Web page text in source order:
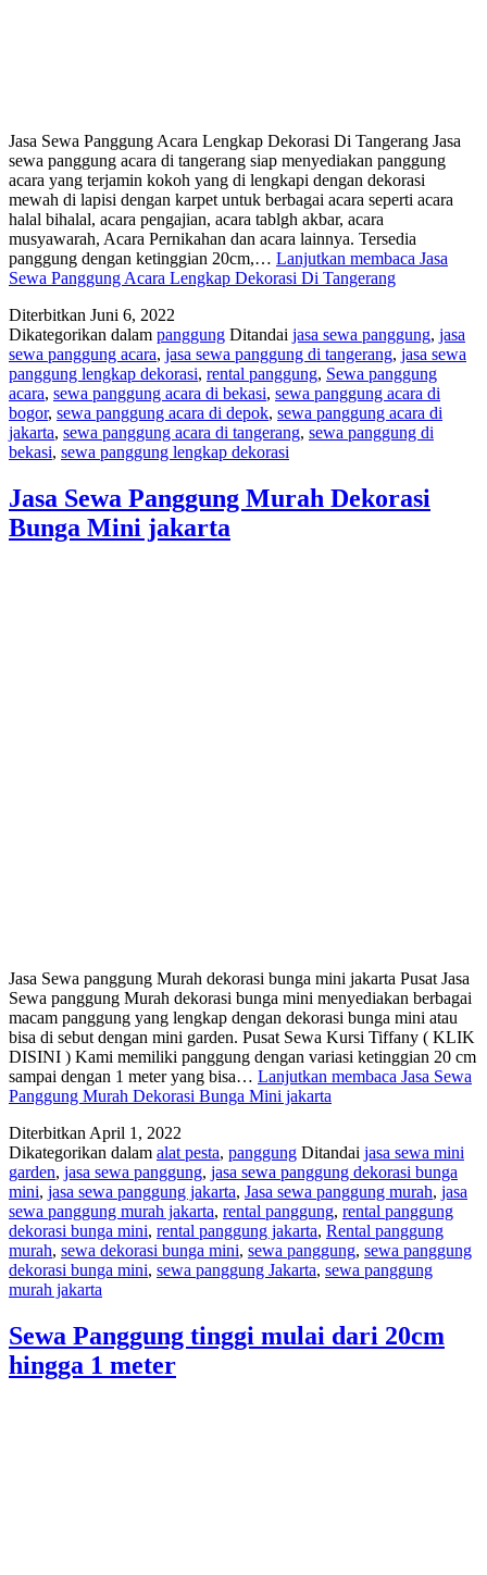
Jasa Sewa Panggung Acara Lengkap Dekorasi Di Tangerang Jasa
sewa panggung acara di tangerang siap menyediakan panggung
acara yang terjamin kokoh yang di lengkapi dengan dekorasi
mewah di lapisi dengan karpet untuk berbagai acara seperti acara
halal bihalal, acara pengajian, acara tablgh akbar, acara
musyawarah, Acara Pernikahan dan acara lainnya. Tersedia
panggung dengan ketinggian 20cm,… Lanjutkan membaca Jasa
Sewa Panggung Acara Lengkap Dekorasi Di Tangerang
Diterbitkan Juni 6, 2022
Dikategorikan dalam panggung Ditandai jasa sewa panggung, jasa
sewa panggung acara, jasa sewa panggung di tangerang, jasa sewa
panggung lengkap dekorasi, rental panggung, Sewa panggung
acara, sewa panggung acara di bekasi, sewa panggung acara di
bogor, sewa panggung acara di depok, sewa panggung acara di
jakarta, sewa panggung acara di tangerang, sewa panggung di
bekasi, sewa panggung lengkap dekorasi
Jasa Sewa Panggung Murah Dekorasi
Bunga Mini jakarta
Jasa Sewa panggung Murah dekorasi bunga mini jakarta Pusat Jasa
Sewa panggung Murah dekorasi bunga mini menyediakan berbagai
macam panggung yang lengkap dengan dekorasi bunga mini atau
bisa di sebut dengan mini garden. Pusat Sewa Kursi Tiffany ( KLIK
DISINI ) Kami memiliki panggung dengan variasi ketinggian 20 cm
sampai dengan 1 meter yang bisa… Lanjutkan membaca Jasa Sewa
Panggung Murah Dekorasi Bunga Mini jakarta
Diterbitkan April 1, 2022
Dikategorikan dalam alat pesta, panggung Ditandai jasa sewa mini
garden, jasa sewa panggung, jasa sewa panggung dekorasi bunga
mini, jasa sewa panggung jakarta, Jasa sewa panggung murah, jasa
sewa panggung murah jakarta, rental panggung, rental panggung
dekorasi bunga mini, rental panggung jakarta, Rental panggung
murah, sewa dekorasi bunga mini, sewa panggung, sewa panggung
dekorasi bunga mini, sewa panggung Jakarta, sewa panggung
murah jakarta
Sewa Panggung tinggi mulai dari 20cm
hingga 1 meter